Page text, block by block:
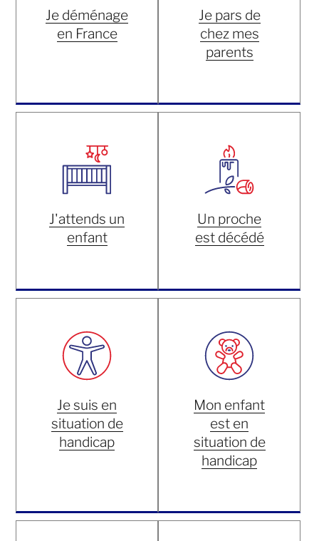
Je déménage
en France
Je pars de
chez mes
parents
J'attends un
enfant
Un proche
est décédé
Je suis en
situation de
handicap
Mon enfant
est en
situation de
handicap